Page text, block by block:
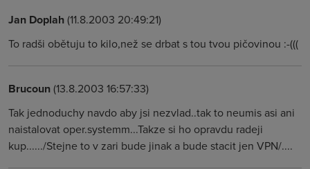
Jan Doplah(11.8.2003 20:49:21)
To radši obětuju to kilo,než se drbat s tou tvou pičovinou :-(((
Brucoun(13.8.2003 16:57:33)
Tak jednoduchy navdo aby jsi nezvlad..tak to neumis asi ani
naistalovat oper.systemm...Takze si ho opravdu radeji
kup....../Stejne to v zari bude jinak a bude stacit jen VPN/....